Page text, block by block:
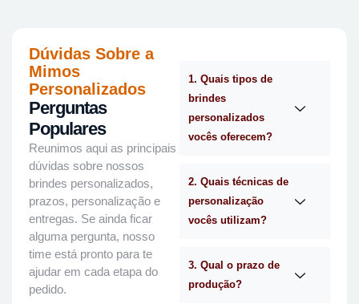
Dúvidas Sobre a
Mimos
Personalizados
Perguntas
Populares
Reunimos aqui as principais
dúvidas sobre nossos
brindes personalizados,
prazos, personalização e
entregas. Se ainda ficar
alguma pergunta, nosso
time está pronto para te
ajudar em cada etapa do
pedido.
1. Quais tipos de
brindes
personalizados
vocês oferecem?
2. Quais técnicas de
personalização
vocês utilizam?
3. Qual o prazo de
produção?